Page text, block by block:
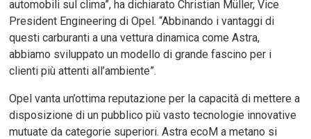
automobili sul clima”, ha dichiarato Christian Müller, Vice
President Engineering di Opel. “Abbinando i vantaggi di
questi carburanti a una vettura dinamica come Astra,
abbiamo sviluppato un modello di grande fascino per i
clienti più attenti all’ambiente”.
Opel vanta un’ottima reputazione per la capacità di mettere a
disposizione di un pubblico più vasto tecnologie innovative
mutuate da categorie superiori. Astra ecoM a metano si